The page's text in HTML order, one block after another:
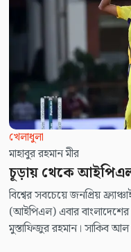
খেলাধুলা
মাহাবুর রহমান মীর
চূড়ায় থেকে
বিশ্বের সবচেয়ে জনপ্রিয়
(আইপিএল) এবার
মুস্তাফিজুর রহমান। সাকিব